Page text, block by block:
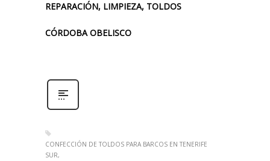
REPARACIÓN, LIMPIEZA, TOLDOS
CÓRDOBA OBELISCO
CONFECCIÓN DE TOLDOS PARA BARCOS EN TENERIFE
SUR